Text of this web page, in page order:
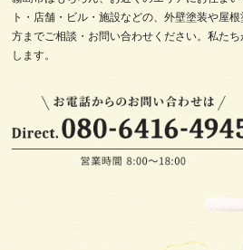
ト・店舗・ビル・施設などの、外壁塗装や屋
方までご相談・お問い合わせください。私た
します。